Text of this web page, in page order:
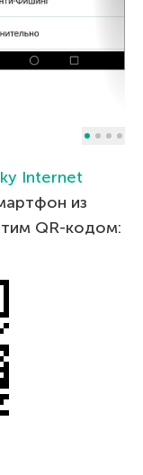
Internet
из
QR-кодом: